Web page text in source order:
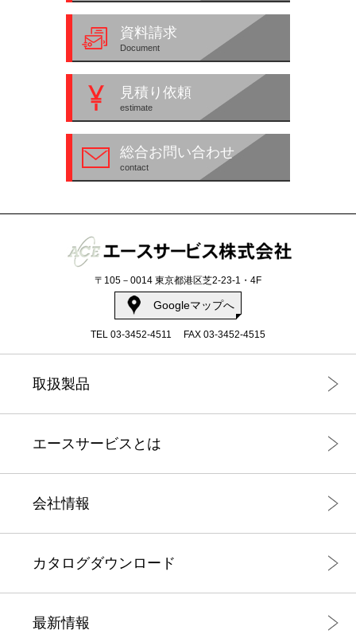
資料請求
Document
見積り依頼
estimate
総合お問い合わせ
contact
〒105－0014 東京都港区芝2-23-1・4F
Googleマップへ
TEL 03-3452-4511 FAX 03-3452-4515
取扱製品
エースサービスとは
会社情報
カタログダウンロード
最新情報